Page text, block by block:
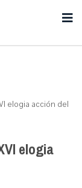
elogia acción del
elogia